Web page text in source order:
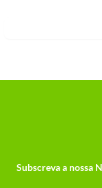
Subscreva a nossa